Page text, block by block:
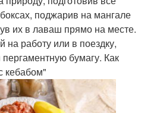
поджарив на мангале
их в лаваш прямо на месте.
на работу или в поездку,
бумагу. Как
кебабом"